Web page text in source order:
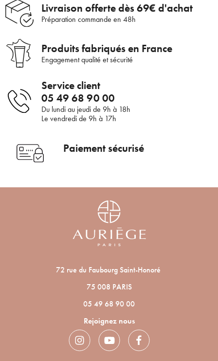
Voulez-vous vraiment supprimer le produit suivant du
ANNULER
Livraison offerte dès 69€ d'achat
Préparation commande en 48h
Produits fabriqués en France
Engagement qualité et sécurité
Service client
05 49 68 90 00
Du lundi au jeudi de 9h à 18h
Le vendredi de 9h à 17h
Paiement sécurisé
72 rue du Faubourg Saint-Honoré
75 008 PARIS
05 49 68 90 00
Rejoignez nous
Bienvenue !
nouveautés ou promotions en cours et
bénéficier de nos conseils de saison, inscrivez-
JE M’INSCRIS
En renseignant votre adresse e-mail, vous acceptez de recevoir des
communications par e-mail de la part d’Auriège.